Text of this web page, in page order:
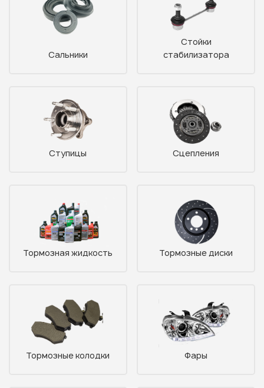
Сальники
Стойки
стабилизатора
Ступицы Сцепления
Тормозная жидкость Тормозные диски
Тормозные колодки Фары